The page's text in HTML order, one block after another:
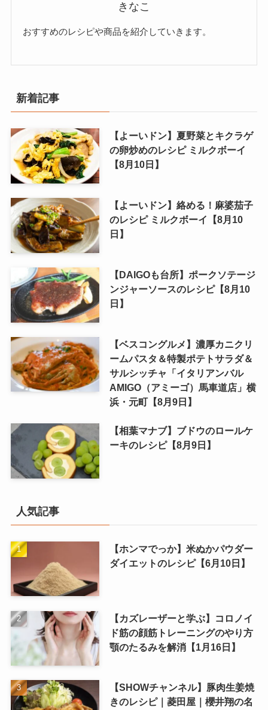
きなこ
おすすめのレシピや商品を紹介していきます。
新着記事
【よーいドン】夏野菜とキクラゲ
の卵炒めのレシピ ミルクボーイ
【8月10日】
【よーいドン】絡める！麻婆茄子
のレシピ ミルクボーイ【8月10
日】
【DAIGOも台所】ポークソテージ
ンジャーソースのレシピ【8月10
日】
【ベスコングルメ】濃厚カニクリ
ームパスタ＆特製ポテトサラダ＆
サルシッチャ「イタリアンバル
AMIGO（アミーゴ）馬車道店」横
浜・元町【8月9日】
【相葉マナブ】ブドウのロールケ
ーキのレシピ【8月9日】
人気記事
【ホンマでっか】米ぬかパウダー
ダイエットのレシピ【6月10日】
【カズレーザーと学ぶ】コロノイ
ド筋の顔筋トレーニングのやり方
顎のたるみを解消【1月16日】
【SHOWチャンネル】豚肉生姜焼
きのレシピ｜菱田屋｜櫻井翔の名